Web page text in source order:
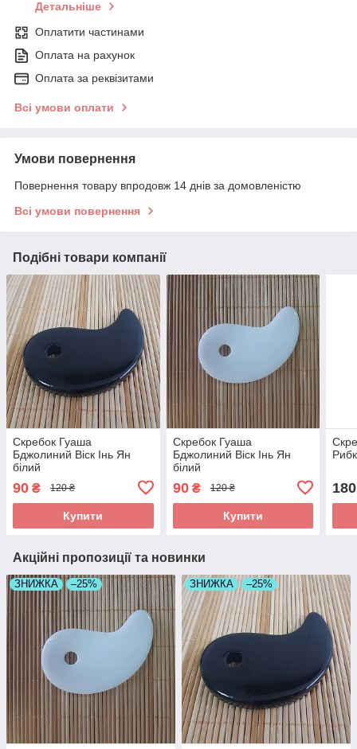
Детальніше
Оплатити частинами
Оплата на рахунок
Оплата за реквізитами
Всі умови оплати
Умови повернення
Повернення товару впродовж 14 днів за домовленістю
Всі умови повернення
Подібні товари компанії
Скребок Гуаша
Бджолиний Віск Інь Ян
білий
90 ₴ 120 ₴
Купити
Скребок Гуаша
Бджолиний Віск Інь Ян
білий
90₴ 120 ₴
Купити
180
Акційні пропозиції та новинки
ЗНИЖКА –25% ЗНИЖКА –25%